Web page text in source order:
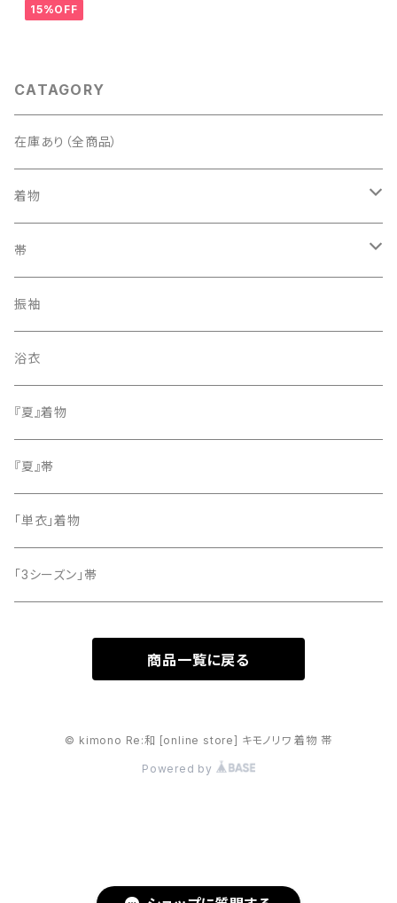
15%OFF
CATAGORY
在庫あり（全商品）
着物
訪問着・付下げ
紬
色無地
小紋
留袖
帯
袋帯
名古屋帯
振袖
浴衣
『夏』着物
『夏』帯
「単衣」着物
「3シーズン」帯
商品一覧に戻る
© kimono Re:和 [online store] キモノリワ 着物 帯
Powered by